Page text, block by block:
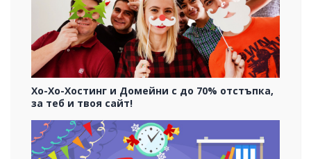
Хо-Хо-Хостинг и Домейни с до 70% отстъпка,
за теб и твоя сайт!